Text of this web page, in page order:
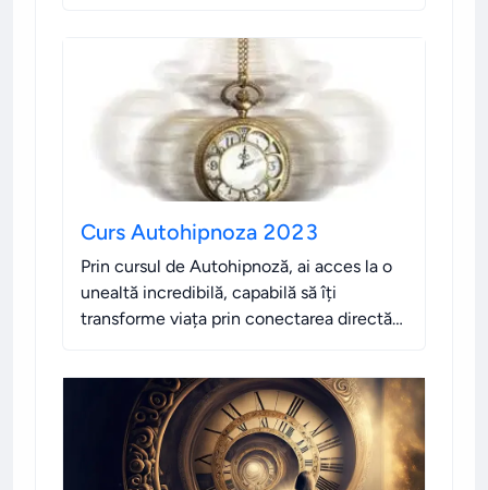
Curs Autohipnoza 2023
Prin cursul de Autohipnoză, ai acces la o
unealtă incredibilă, capabilă să îți
transforme viața prin conectarea directă
resursele ascunse ale minții tale..